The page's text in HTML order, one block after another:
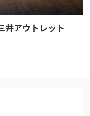
井アウトレット